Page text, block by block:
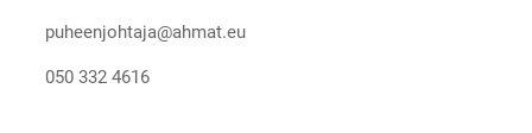
puheenjohtaja@ahmat.eu
050 332 4616